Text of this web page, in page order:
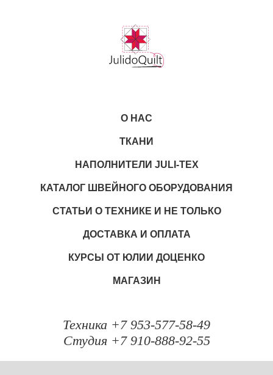
О НАС
ТКАНИ
НАПОЛНИТЕЛИ JULI-TEX
КАТАЛОГ ШВЕЙНОГО ОБОРУДОВАНИЯ
СТАТЬИ О ТЕХНИКЕ И НЕ ТОЛЬКО
ДОСТАВКА И ОПЛАТА
КУРСЫ ОТ ЮЛИИ ДОЦЕНКО
МАГАЗИН
Техника +7 953-577-58-49
Студия +7 910-888-92-55